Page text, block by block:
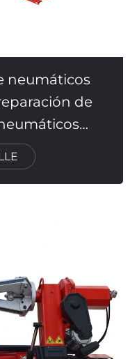
neumáticos
de
combinado